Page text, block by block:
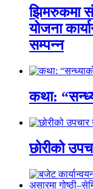
झिमरुकमा
योजना
सम्पन्न
कथा:
छोरीको